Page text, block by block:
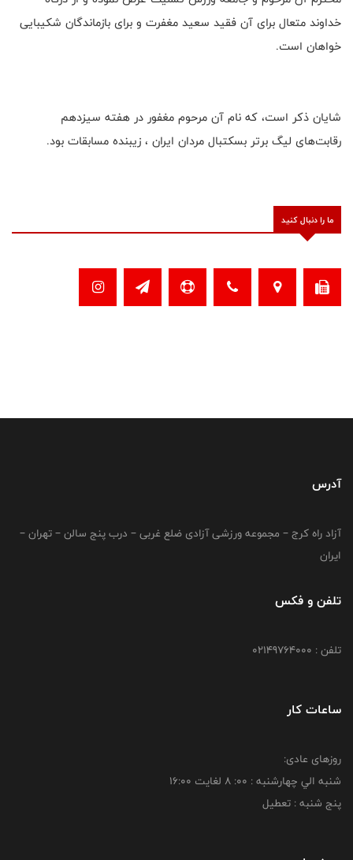
خداوند متعال برای آن فقید سعید مغفرت و برای بازماندگان شکیبایی
خواهان است.
شایان ذکر است، که نام آن مرحوم مغفور در هفته سیزدهم
رقابت‌های لیگ برتر بسکتبال مردان ایران ، زیبنده مسابقات بود.
ما را دنبال کنید
آدرس
آزاد راه کرج – مجموعه ورزشی آزادی ضلع غربی – درب پنج سالن – تهران –
ایران
تلفن و فکس
تلفن : 02149764000
ساعات کار
روزهای عادی:
شنبه الي چهارشنبه : 00: 8 لغايت 16:00
پنج شنبه : تعطیل